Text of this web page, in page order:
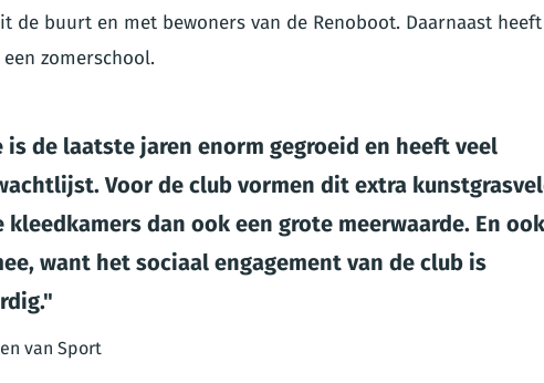
de buurt en met bewoners van de Renoboot. Daarnaast
zomerschool.
is de laatste jaren enorm gegroeid en heeft veel
Voor de club vormen dit extra
dan ook een grote meerwaarde. En
want het sociaal engagement van de club is
van Sport